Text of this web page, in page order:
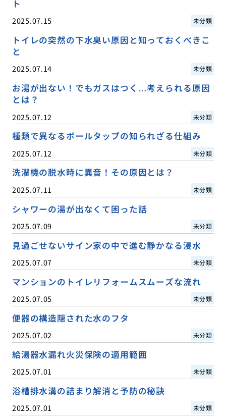
ト
2025.07.15 未分類
トイレの突然の下水臭い原因と知っておくべきこ
と
2025.07.14 未分類
お湯が出ない！でもガスはつく…考えられる原因
とは？
2025.07.12 未分類
種類で異なるボールタップの知られざる仕組み
2025.07.12 未分類
洗濯機の脱水時に異音！その原因とは？
2025.07.11 未分類
シャワーの湯が出なくて困った話
2025.07.09 未分類
見過ごせないサイン家の中で進む静かなる浸水
2025.07.07 未分類
マンションのトイレリフォームスムーズな流れ
2025.07.05 未分類
便器の構造隠された水のフタ
2025.07.02 未分類
給湯器水漏れ火災保険の適用範囲
2025.07.01 未分類
浴槽排水溝の詰まり解消と予防の秘訣
2025.07.01 未分類